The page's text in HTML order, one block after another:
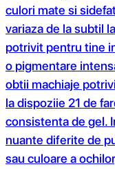
culori mate si
variaza de la subtil
potrivit pentru tine
o pigmentare
obtii machiaje
la dispoziie 21 de
consistenta de gel.
nuante diferite de
sau culoare a